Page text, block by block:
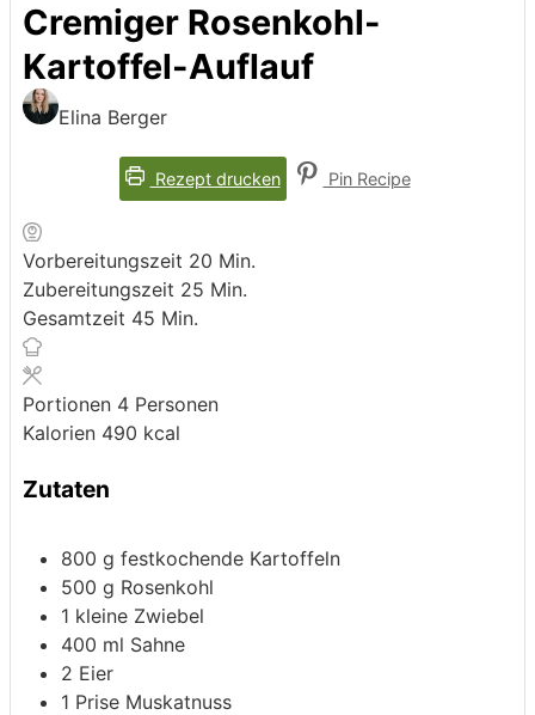
Cremiger Rosenkohl-
Kartoffel-Auflauf
Elina Berger
Rezept drucken Pin Recipe
Vorbereitungszeit 20 Minuten
Min.
Zubereitungszeit 25 Minuten
Min.
Gesamtzeit 45 Minuten
Min.
Portionen 4 Personen
Kalorien 490 kcal
Zutaten
800 g festkochende Kartoffeln
500 g Rosenkohl
1 kleine Zwiebel
400 ml Sahne
2 Eier
1 Prise Muskatnuss